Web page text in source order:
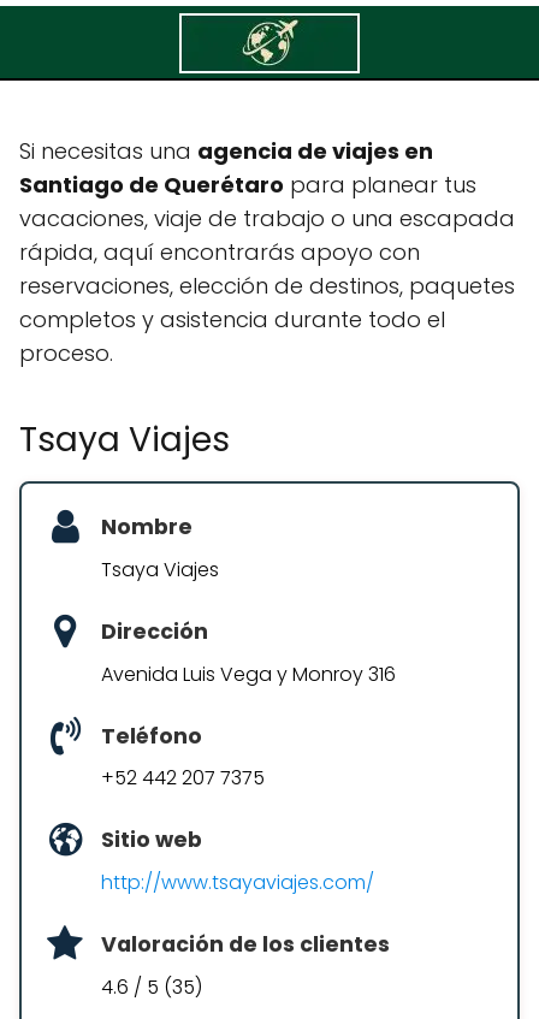
Tsaya Viajes
Si necesitas una agencia de viajes en
Santiago de Querétaro para planear tus
vacaciones, viaje de trabajo o una escapada
rápida, aquí encontrarás apoyo con
reservaciones, elección de destinos, paquetes
completos y asistencia durante todo el
proceso.
Tsaya Viajes
Nombre
Tsaya Viajes
Dirección
Avenida Luis Vega y Monroy 316
Teléfono
+52 442 207 7375
Sitio web
http://www.tsayaviajes.com/
Valoración de los clientes
4.6 / 5 (35)